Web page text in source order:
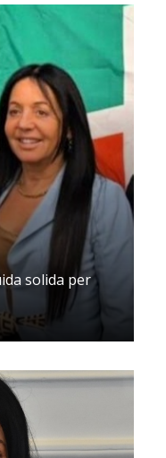
solida per